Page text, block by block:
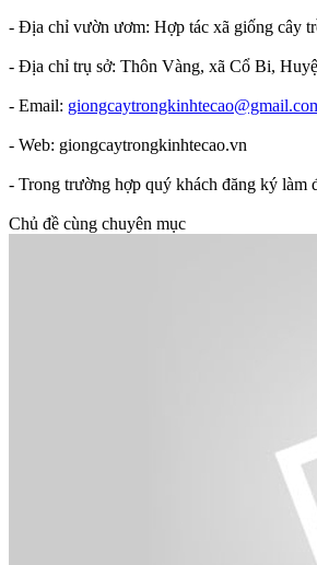
- Địa chỉ vườn ươm: Hợp tác xã giống cây
- Địa chỉ trụ sở: Thôn Vàng, xã Cổ Bi,
- Email:
- Web: giongcaytrongkinhtecao.vn
- Trong trường hợp quý khách đăng ký làm
Chủ đề cùng chuyên mục